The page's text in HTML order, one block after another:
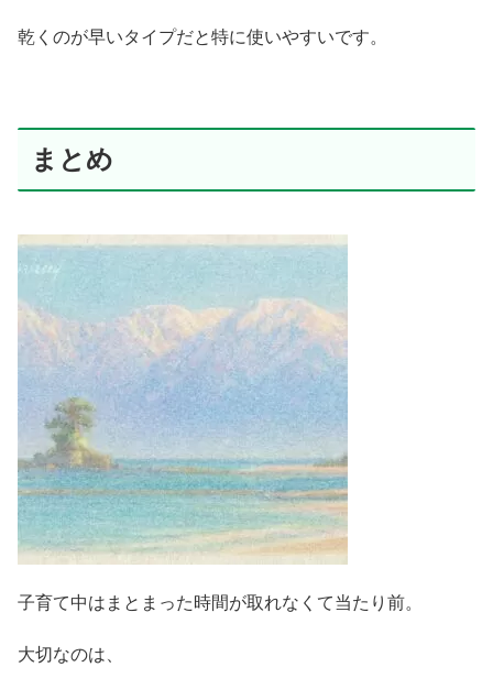
乾くのが早いタイプだと特に使いやすいです。
まとめ
子育て中はまとまった時間が取れなくて当たり前。
大切なのは、